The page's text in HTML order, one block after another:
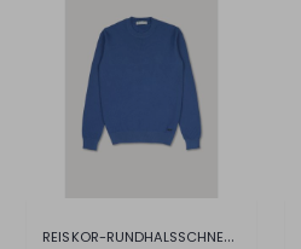
REISKOR-RUNDHALSSCHNELL MIT NIKY-MODE, B